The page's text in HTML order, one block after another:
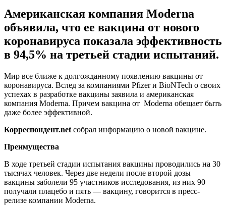
Американская компания Moderna
объявила, что ее вакцина от нового
коронавируса показала эффективность
в 94,5% на третьей стадии испытаний.
Мир все ближе к долгожданному появлению вакцины от
коронавируса. Вслед за компаниями Pfizer и BioNTech о своих
успехах в разработке вакцины заявила и американская
компания Moderna. Причем вакцина от Moderna обещает быть
даже более эффективной.
Корреспондент.net собрал информацию о новой вакцине.
Преимущества
В ходе третьей стадии испытания вакцины проводились на 30
тысячах человек. Через две недели после второй дозы
вакцины заболели 95 участников исследования, из них 90
получали плацебо и пять — вакцину, говорится в пресс-
релизе компании Moderna.